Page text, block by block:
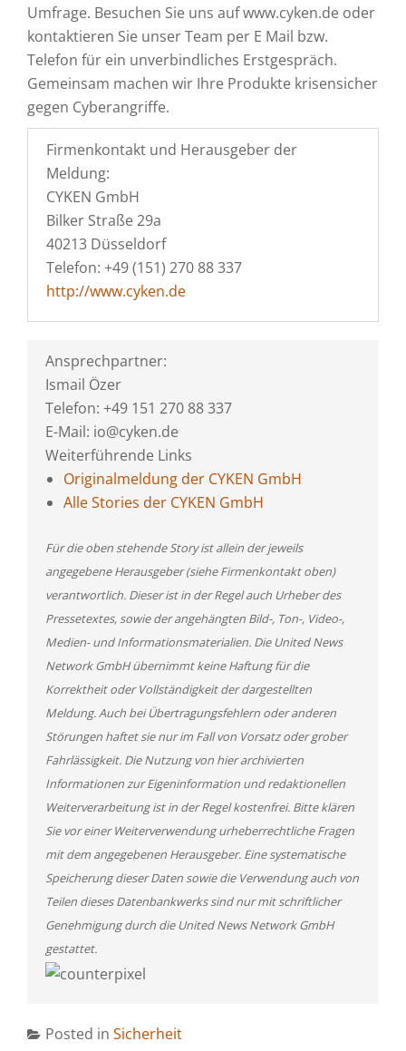
Umfrage. Besuchen Sie uns auf www.cyken.de oder
kontaktieren Sie unser Team per E Mail bzw.
Telefon für ein unverbindliches Erstgespräch.
Gemeinsam machen wir Ihre Produkte krisensicher
gegen Cyberangriffe.
Firmenkontakt und Herausgeber der
Meldung:
CYKEN GmbH
Bilker Straße 29a
40213 Düsseldorf
Telefon: +49 (151) 270 88 337
http://www.cyken.de
Ansprechpartner:
Ismail Özer
Telefon: +49 151 270 88 337
E-Mail: io@cyken.de
Weiterführende Links
Originalmeldung der CYKEN GmbH
Alle Stories der CYKEN GmbH
Für die oben stehende Story ist allein der jeweils
angegebene Herausgeber (siehe Firmenkontakt oben)
verantwortlich. Dieser ist in der Regel auch Urheber des
Pressetextes, sowie der angehängten Bild-, Ton-, Video-,
Medien- und Informationsmaterialien. Die United News
Network GmbH übernimmt keine Haftung für die
Korrektheit oder Vollständigkeit der dargestellten
Meldung. Auch bei Übertragungsfehlern oder anderen
Störungen haftet sie nur im Fall von Vorsatz oder grober
Fahrlässigkeit. Die Nutzung von hier archivierten
Informationen zur Eigeninformation und redaktionellen
Weiterverarbeitung ist in der Regel kostenfrei. Bitte klären
Sie vor einer Weiterverwendung urheberrechtliche Fragen
mit dem angegebenen Herausgeber. Eine systematische
Speicherung dieser Daten sowie die Verwendung auch von
Teilen dieses Datenbankwerks sind nur mit schriftlicher
Genehmigung durch die United News Network GmbH
gestattet.
Posted in Sicherheit